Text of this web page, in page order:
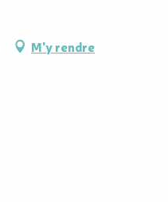
M'y rendre